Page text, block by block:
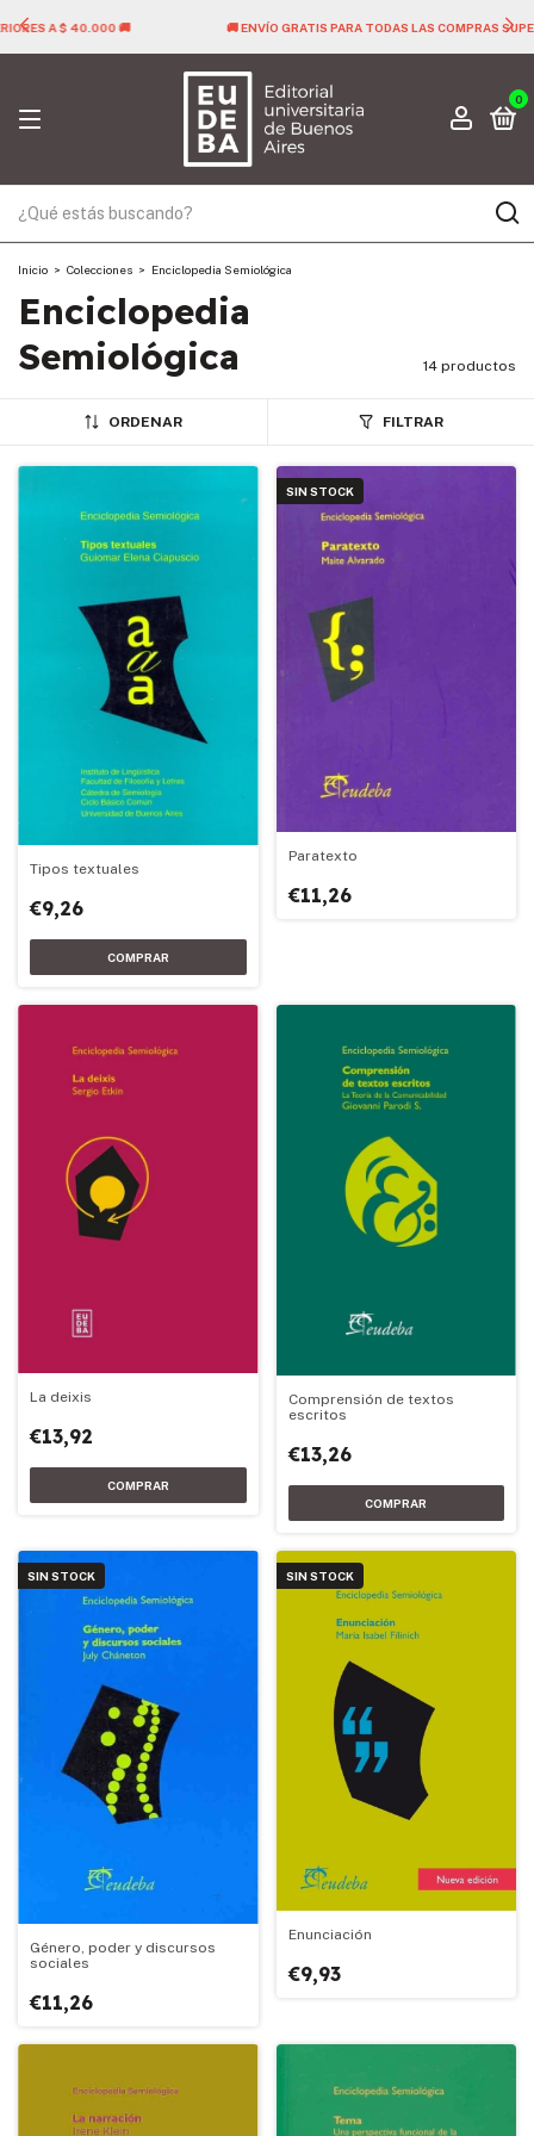
🚚 ENVÍO GRATIS PARA TODAS LAS COMPRAS SUPERIORES A $ 40.000 🚚
0
Inicio > Colecciones > Enciclopedia Semiológica
Enciclopedia
Semiológica
14 productos
ORDENAR FILTRAR
Tipos textuales
€9,26
SIN STOCK
Paratexto
€11,26
La deixis
€13,92
Comprensión de textos
escritos
€13,26
SIN STOCK
Género, poder y discursos
sociales
€11,26
SIN STOCK
Enunciación
€9,93